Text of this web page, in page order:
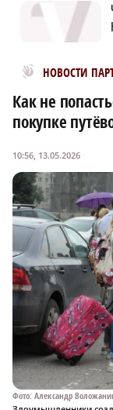
НОВОСТИ
Новости
Как не
покупке
10:56, 13.05.2026
Фото: Александр